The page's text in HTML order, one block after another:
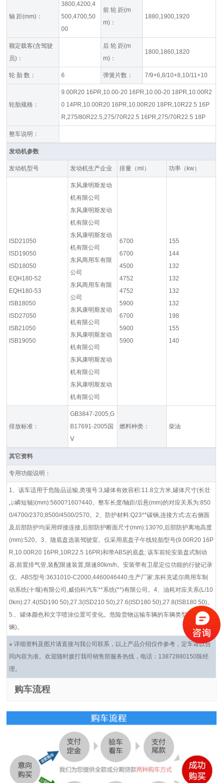
轴 距(mm)：
3800,4200,4
500,4700,50
00
前 轮 距(m
m)：
1880,1900,1920
额定载客(含驾驶
员)：
后 轮 距(m
m)：
1800,1860,1820
轮 胎 数： 6 弹簧片数： 7/9+6,8/10+8,10/11+10
轮胎规格：
9.00R20 16PR,10.00-20 16PR,10.00-20 18PR,10.00R2
0 14PR,10.00R20 16PR,10.00R20 18PR,10R22.5 16P
R,275/80R22.5,275/70R22.5 16PR,275/70R22.5 18P
整车说明：
发动机参数
发动机型号 发动机生产企业 排量（ml） 功率（kw）
ISD21050
ISD19050
ISD18050
EQH180-52
EQH180-53
ISB18050
ISD27050
ISB21050
ISB19050
东风康明斯发动
机有限公司
东风康明斯发动
机有限公司
东风康明斯发动
机有限公司
东风商用车有限
公司
东风商用车有限
公司
东风康明斯发动
机有限公司
东风康明斯发动
机有限公司
东风康明斯发动
机有限公司
东风康明斯发动
机有限公司
6700
6700
4500
4752
4752
5900
6700
5900
5900
155
144
132
132
132
132
198
155
140
排放标准：
GB3847-2005,G
B17691-2005国
Ⅴ
燃料种类： 柴油
其它资料
专用功能说明：
1、该车适用于危险品运输,类项号:3,罐体有效容积:11.8立方米,罐体尺寸(长壮
ぶ嶙短轴)(mm):5600?160?440。整车长度/轴距/后悬(mm)的对应关系为:850
0/4700/2370;8500/4500/2570。2、防护材料:Q23**碳钢,连接方式:左右侧面
及后部防护均采用焊接连接,后部防护断面尺寸(mm):130?0,后部防护离地高度
(mm):520。3、随底盘选装驾驶室。仅采用底盘子午线轮胎型号(9.00R20 16P
R,10.00R20 16PR,10R22.5 16PR)和带ABS的底盘; 该车前轮安装盘式制动
器,前置排气管,装配限速装置,限速80km/h。安装带有卫星定位功能的行驶记录
仪。ABS型号:3631010-C2000,4460046440;生产厂家:东科克诺尔商用车制
动系统(十堰)有限公司,威伯科汽车**系统(**)有限公司。4、油耗对应关系(L/10
0km):27.4(ISD190 50),27.3(ISD210 50),27.6(ISD180 50),27.8(ISB180 50)。
5.、罐体颜色和文字喷涂位置可变化。危险货物运输车辆的车辆类型(FL型车
辆)。
※ 详细资料及图片请直接与我公司联系，以上产品介绍仅作参考，定车请以合
同内容为准。欢迎随时拨打我司销售部服务热线，电话：13872880150陈经
理。
购车流程